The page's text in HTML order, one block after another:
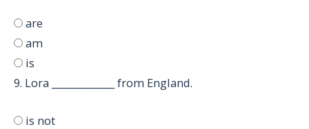
are
am
is
9. Lora _____________ from England.
is not